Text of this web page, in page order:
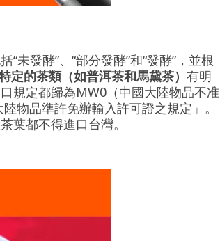
未發酵”、“部分發酵”和“發酵”，並根
定的茶類（如普洱茶和馬黛茶） 有明
規定都歸為MW0（中國大陸物品不准
物品準許免辦輸入許可證之規定」。
葉都不得進口台灣。